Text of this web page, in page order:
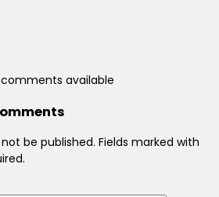
available
be published. Fields marked with